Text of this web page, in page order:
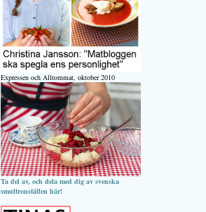
Expressen och Alltommat, oktober 2010
Ta del av, och dela med dig av svenska
smultronställen här!